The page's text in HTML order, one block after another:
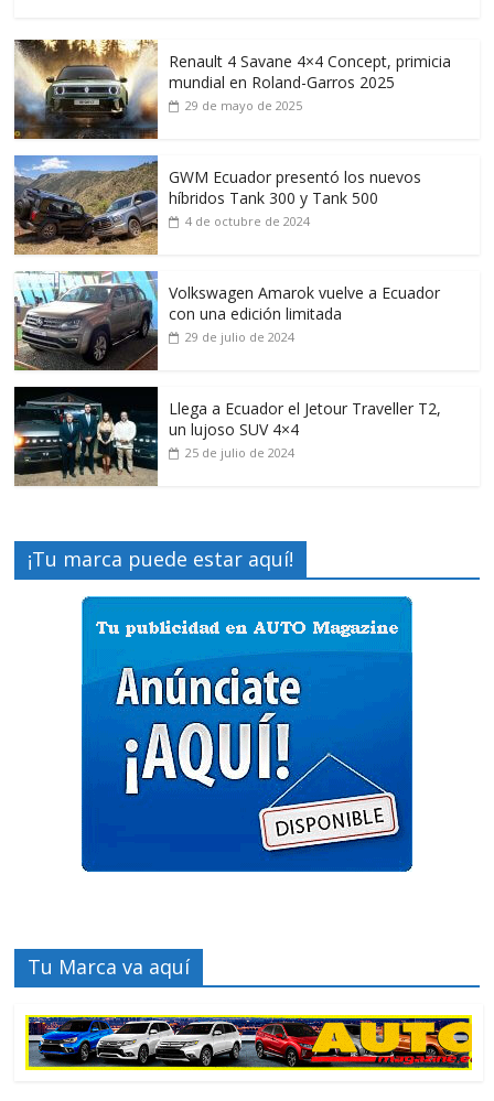
Renault 4 Savane 4×4 Concept, primicia
mundial en Roland-Garros 2025
29 de mayo de 2025
GWM Ecuador presentó los nuevos
híbridos Tank 300 y Tank 500
4 de octubre de 2024
Volkswagen Amarok vuelve a Ecuador
con una edición limitada
29 de julio de 2024
Llega a Ecuador el Jetour Traveller T2,
un lujoso SUV 4×4
25 de julio de 2024
¡Tu marca puede estar aquí!
Tu Marca va aquí